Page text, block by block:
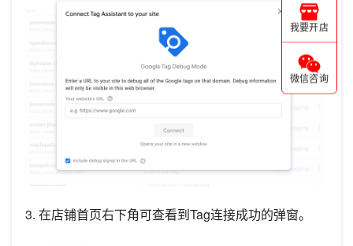
3. 在店铺首页右下角可查看到Tag连接成功的弹窗。
我要开店
微信咨询